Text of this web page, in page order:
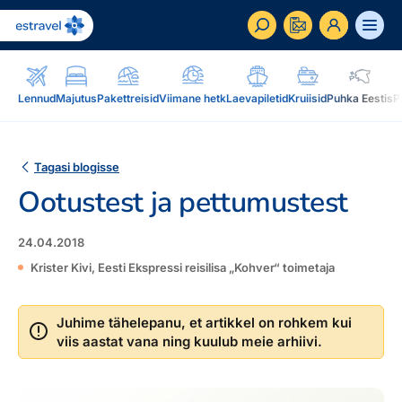
LennudMajutusPakettreisidViimane hetkLaevapiletidKruiisidPuhka Eestis
ET RU EN
Inspiratsioon & blogi
Blogi, sihtkohad, podcastid, ajakiri, uudiskiri...
Blogi
Podcastid
Uudiskiri
Reisidele lisaks
reisikaubad.ee...
Järelmaks
Lojaalsusprogramm
Tagasi blogisse
Ootustest ja pettumustest
24.04.2018
Krister Kivi, Eesti Ekspressi reisilisa „Kohver“ toimetaja
Juhime tähelepanu, et artikkel on rohkem kui
viis aastat vana ning kuulub meie arhiivi.